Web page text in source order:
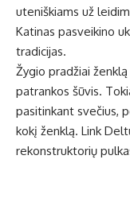
uteniškiams už
Katinas pasveikino
tradicijas.
Žygio pradžiai
patrankos šūvis.
pasitinkant svečius,
kokį ženklą. Link
rekonstruktorių